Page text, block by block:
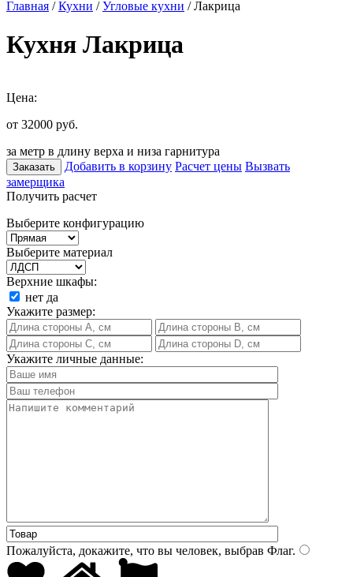
Главная /Кухни /Угловые кухни / Лакрица
Кухня Лакрица
Цена:
от 32000 руб.
за метр в длину верха и низа гарнитура
Заказать Добавить в корзину Расчет цены Вызвать
замерщика
Получить расчет
Выберите конфигурацию
Выберите материал
Верхние шкафы:
нет да
Укажите размер:
Укажите личные данные:
Пожалуйста, докажите, что вы человек, выбрав Флаг.